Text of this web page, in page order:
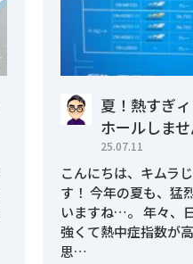
夏！熱すぎ
ホールしま
25.07.11
こんにちは、キムラ
す！ 今年の夏も、猛
いますね…。 年々、
強くて熱中症指数が
思…